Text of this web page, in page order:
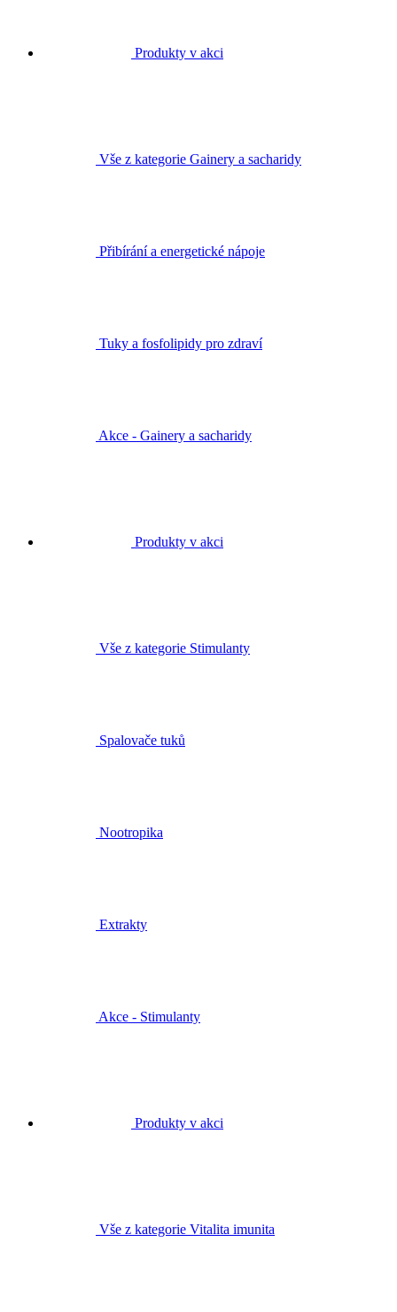
Produkty v akci
Vše z kategorie Gainery a sacharidy
Přibírání a energetické nápoje
Tuky a fosfolipidy pro zdraví
Akce - Gainery a sacharidy
Produkty v akci
Vše z kategorie Stimulanty
Spalovače tuků
Nootropika
Extrakty
Akce - Stimulanty
Produkty v akci
Vše z kategorie Vitalita imunita